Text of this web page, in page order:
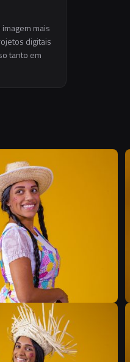
mais
digitais
tanto em